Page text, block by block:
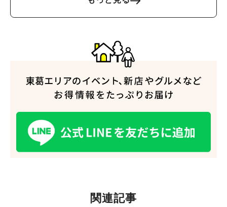
関連記事
人気のキーワード